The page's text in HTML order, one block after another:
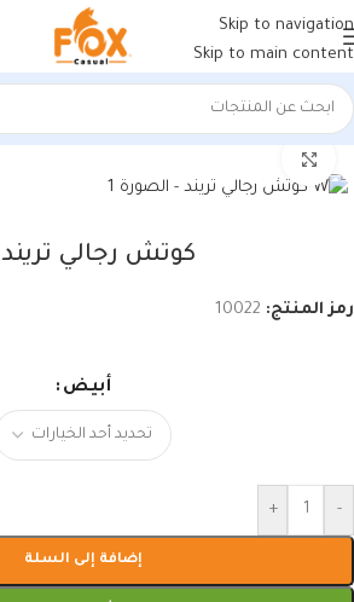
Skip to navigation
Skip to main content
الرئيسية/أحذية رجالي/سنيكرز رجالي
كوتش رجالي تريند W
رمز المنتج: 10022
أبيض
-
+
إضافة إلى السلة